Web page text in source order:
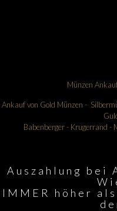
Münzen
Ankauf von Gold Münzen -
Babenberger - Krugerrand -
Auszahlung bei
IMMER höher